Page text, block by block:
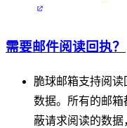
需要邮件阅读回执？
脆球邮箱支持阅
数据。所有的邮
蔽请求阅读的数